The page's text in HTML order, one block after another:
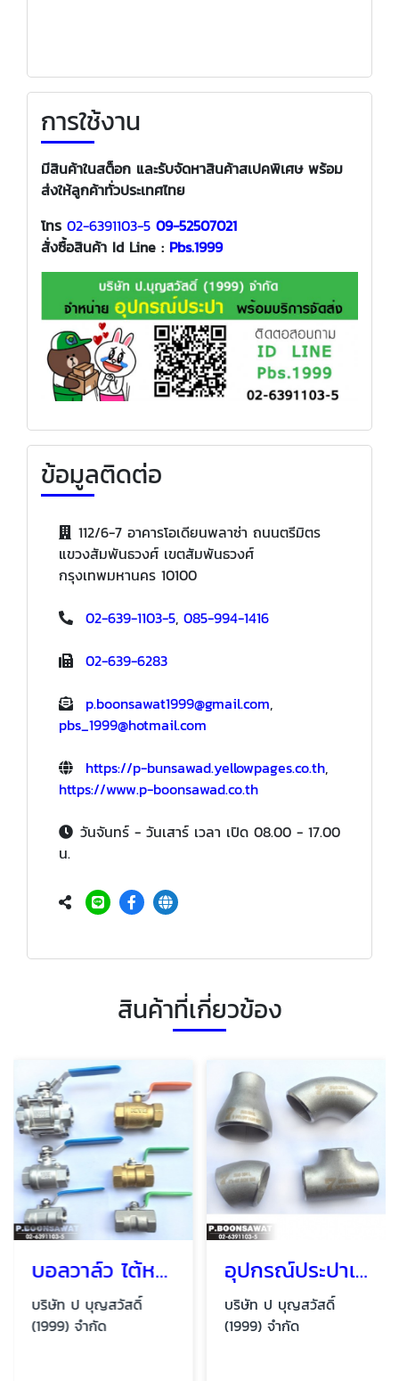
การใช้งาน
มีสินค้าในสต็อก และรับจัดหาสินค้าสเปคพิเศษ พร้อม
ส่งให้ลูกค้าทั่วประเทศไทย
โทร 02-6391103-5 09-52507021
สั่งซื้อสินค้า Id Line : Pbs.1999
ข้อมูลติดต่อ
112/6-7 อาคารโอเดียนพลาซ่า ถนนตรีมิตร
แขวงสัมพันธวงศ์ เขตสัมพันธวงศ์
กรุงเทพมหานคร 10100
02-639-1103-5, 085-994-1416
02-639-6283
p.boonsawat1999@gmail.com,
pbs_1999@hotmail.com
https://p-bunsawad.yellowpages.co.th,
https://www.p-boonsawad.co.th
วันจันทร์ - วันเสาร์ เวลา เปิด 08.00 - 17.00
น.
สินค้าที่เกี่ยวข้อง
บอลวาล์ว ไต้หวัน ญี่ปุ่น
บริษัท ป บุญสวัสดิ์
(1999) จำกัด
อุปกรณ์ประปาเชื่อม Welding fittings,stainless steel pipe
บริษัท ป บุญสวัสดิ์
(1999) จำกัด